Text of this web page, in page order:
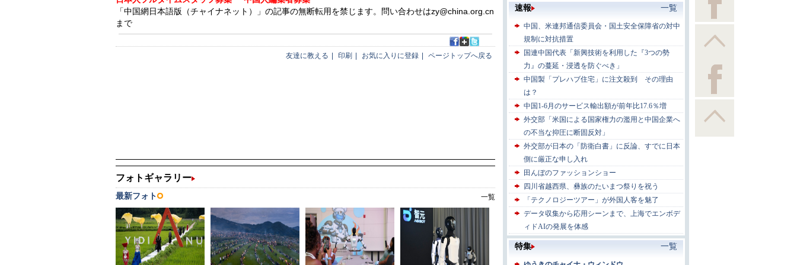
「中国網日本語版（チャイナネット）」の記事の無断転用を禁じます。問い合わせはzy@china.org.cn
まで
友達に教える 印刷 お気に入りに登録 ページトップへ戻る